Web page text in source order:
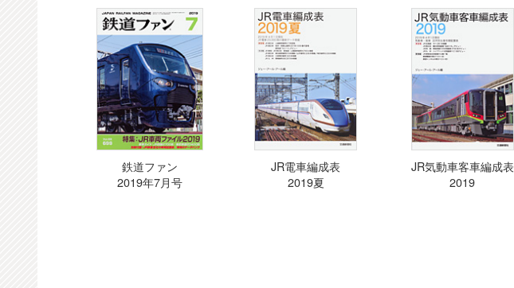
鉄道ファン
2019年7月号
JR電車編成表
2019夏
JR気動車客車編成表
2019